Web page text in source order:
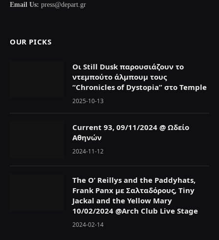
Email Us: press@depart.gr
OUR PICKS
Οι Still Dusk παρουσιάζουν το
ντεμπούτο άλμπουμ τους
“Chronicles of Dystopia” στο Temple
2025-10-13
Current 93, 09/11/2024 @ Ωδείο
Αθηνών
2024-11-12
The O’ Reillys and the Paddyhats,
Frank Panx με Σαλταδόρους, Tiny
Jackal and the Yellow Mary
10/02/2024 @Arch Club Live Stage
2024-02-14